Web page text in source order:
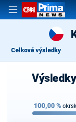
Celkové výsledky
100,00%